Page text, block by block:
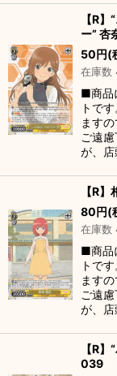
【R
ー”
50円(
在庫数
■商品
トで
ます
ご遠
が、
【R
80円(
在庫数
■商品
トで
ます
ご遠
が、
【R
039